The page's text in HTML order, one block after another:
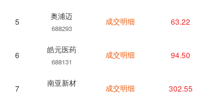
5
奥浦迈
688293
6
皓元医药
688131
7
南亚新材
成交明细 63.22
成交明细 94.50
成交明细 302.55